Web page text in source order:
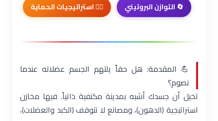
🔄 التوازن البروتيني
🏋️‍♂️ استراتيجيات الحماية
💪 المقدمة: هل حقاً يلتهم الجسم عضلاته عندما
نصوم؟
تخيل أن جسدك أشبه بمدينة مكتفية ذاتياً. فيها مخازن
استراتيجية (الدهون)، ومصانع لا تتوقف (الكبد والعضلات)،